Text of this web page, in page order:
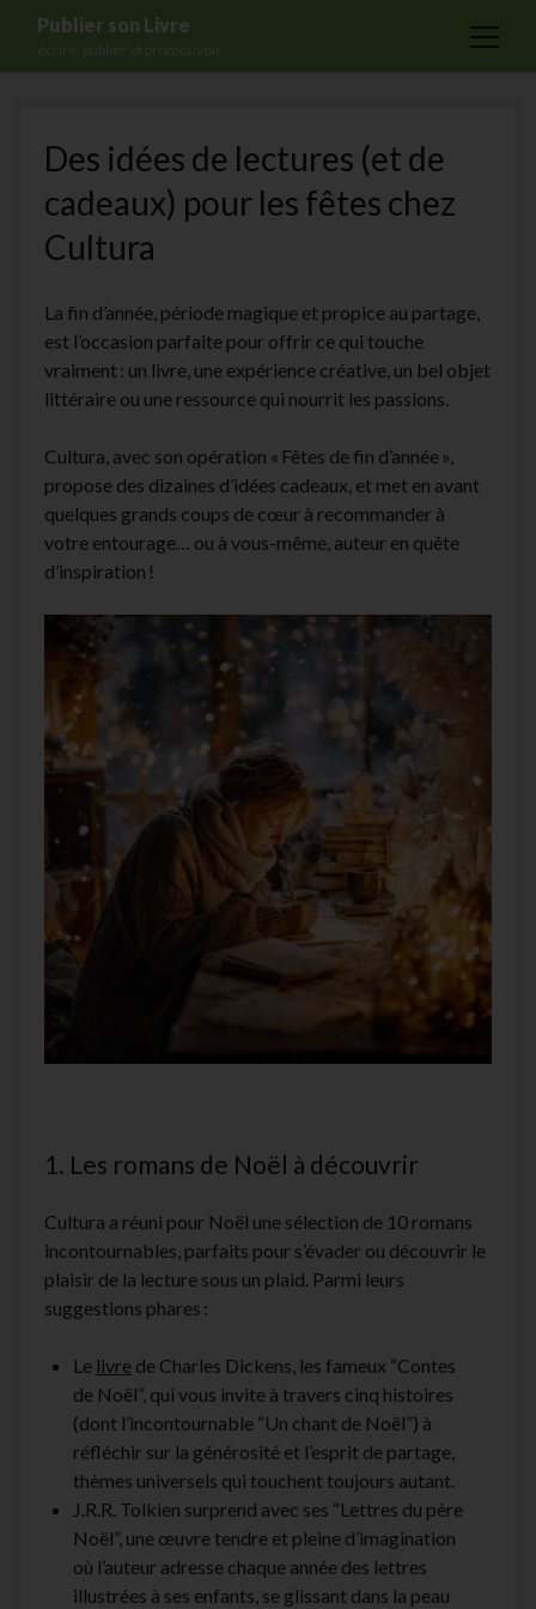
Publier son Livre
écrire, publier et promouvoir
open
Formations
Services
Blog
Maisons d’édition
Ecriture
A propos
Contact
instagramyoutube
Des idées de lectures (et de
cadeaux) pour les fêtes chez
Cultura
La fin d’année, période magique et propice au partage,
est l’occasion parfaite pour offrir ce qui touche
vraiment : un livre, une expérience créative, un bel objet
littéraire ou une ressource qui nourrit les passions.
Cultura, avec son opération « Fêtes de fin d’année »,
propose des dizaines d’idées cadeaux, et met en avant
quelques grands coups de cœur à recommander à
votre entourage… ou à vous-même, auteur en quête
d’inspiration !
1. Les romans de Noël à découvrir
Cultura a réuni pour Noël une sélection de 10 romans
incontournables, parfaits pour s’évader ou découvrir le
plaisir de la lecture sous un plaid. Parmi leurs
suggestions phares :
Le livrede Charles Dickens, les fameux “Contes
de Noël”, qui vous invite à travers cinq histoires
(dont l’incontournable “Un chant de Noël”) à
réfléchir sur la générosité et l’esprit de partage,
thèmes universels qui touchent toujours autant.
J.R.R. Tolkien surprend avec ses “Lettres du père
Noël”, une œuvre tendre et pleine d’imagination
où l’auteur adresse chaque année des lettres
illustrées à ses enfants, se glissant dans la peau